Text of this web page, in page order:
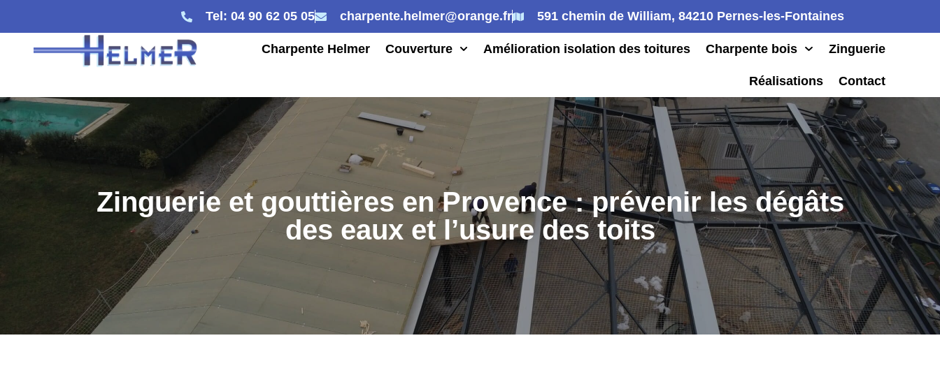
Tel: 04 90 62 05 05 charpente.helmer@orange.fr 591 chemin de William, 84210 Pernes-les-Fontaines
Charpente Helmer Couverture Amélioration isolation des toitures Charpente bois Zinguerie
Réalisations Contact
Zinguerie et gouttières en Provence : prévenir les dégâts
des eaux et l’usure des toits